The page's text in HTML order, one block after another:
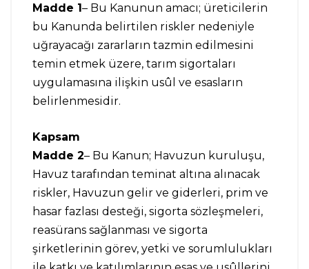
Madde 1– Bu Kanunun amacı; üreticilerin
bu Kanunda belirtilen riskler nedeniyle
uğrayacağı zararların tazmin edilmesini
temin etmek üzere, tarım sigortaları
uygulamasına ilişkin usûl ve esasların
belirlenmesidir.
Kapsam
Madde 2– Bu Kanun; Havuzun kuruluşu,
Havuz tarafından teminat altına alınacak
riskler, Havuzun gelir ve giderleri, prim ve
hasar fazlası desteği, sigorta sözleşmeleri,
reasürans sağlanması ve sigorta
şirketlerinin görev, yetki ve sorumlulukları